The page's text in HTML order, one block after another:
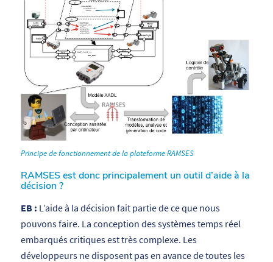
Principe de fonctionnement de la plateforme RAMSES
RAMSES est donc principalement un outil d’aide à la
décision ?
EB : L’aide à la décision fait partie de ce que nous
pouvons faire. La conception des systèmes temps réel
embarqués critiques est très complexe. Les
développeurs ne disposent pas en avance de toutes les